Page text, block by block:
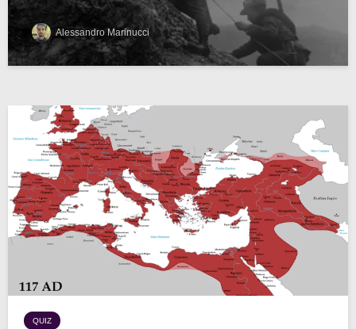
Alessandro Marinucci
QUIZ